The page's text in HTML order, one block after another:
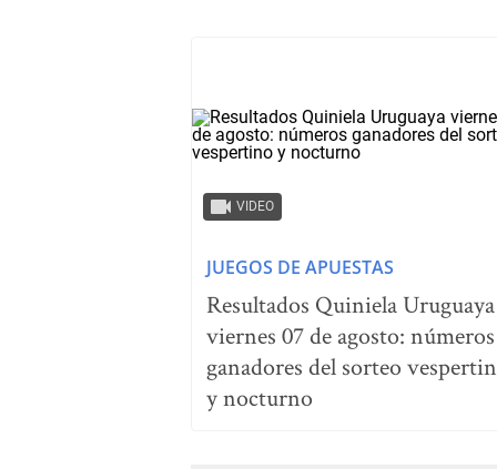
VIDEO
JUEGOS DE APUESTAS
Resultados Quiniela Uruguaya
viernes 07 de agosto: números
ganadores del sorteo
y nocturno